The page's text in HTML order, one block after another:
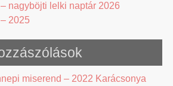
nagyböjti lelki naptár 2026
2025
miserend – 2022 Karácsonya